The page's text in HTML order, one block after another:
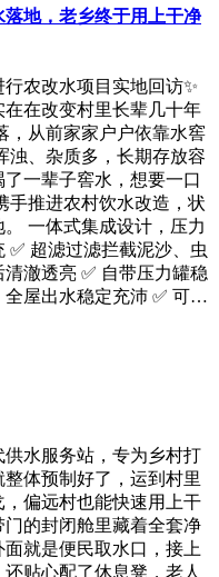
地，老乡终于用上干净
农改水项目实地回访✨
在改变村里长辈几十年
，从前家家户户依靠水窖
浊、杂质多，长期存放容
一辈子窖水，想要一口
手推进农村饮水改造，状
一体式集成设计，压力
✅ 超滤过滤拦截泥沙、虫
澈透亮 ✅ 自带压力罐稳
全屋出水稳定充沛 ✅ 可…
水服务站，专为乡村打
体预制好了，运到村里
偏远村也能快速用上干
的封闭舱里藏着全套净
就是便民取水口，接上
贴心配了休息凳，老人